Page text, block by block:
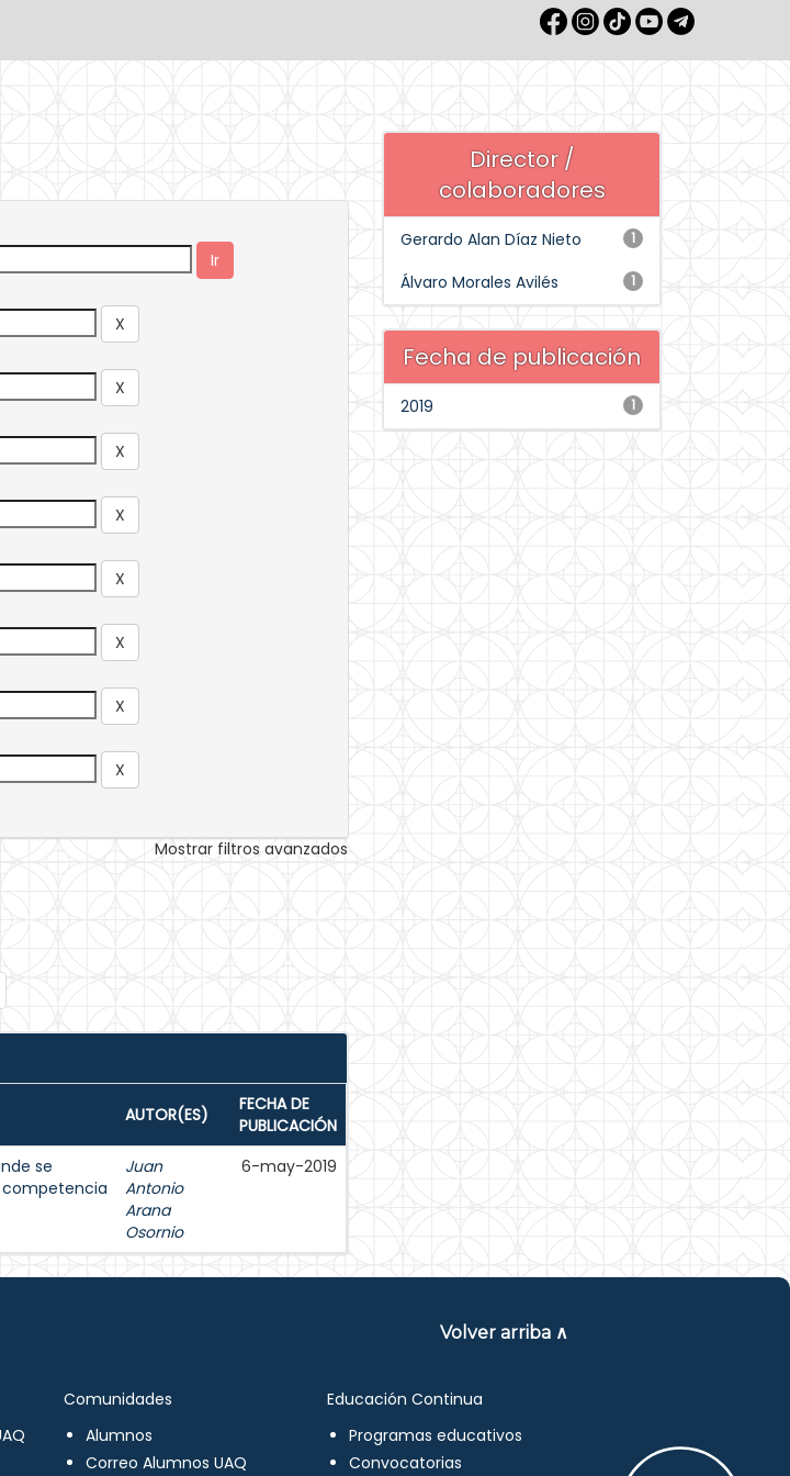
Mostrar filtros avanzados
AUTOR(ES)
FECHA DE
PUBLICACIÓN
se
competencia
Juan
Antonio
Arana
Osornio
6-may-2019
Director /
colaboradores
1
Gerardo Alan Díaz Nieto
1
Álvaro Morales Avilés
Fecha de publicación
1
2019
Volver arriba ∧
Comunidades
Alumnos
Correo Alumnos UAQ
Educación Continua
Programas educativos
Convocatorias